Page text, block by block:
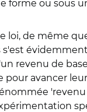
forme ou sous
loi, de même
revenu de
avancer